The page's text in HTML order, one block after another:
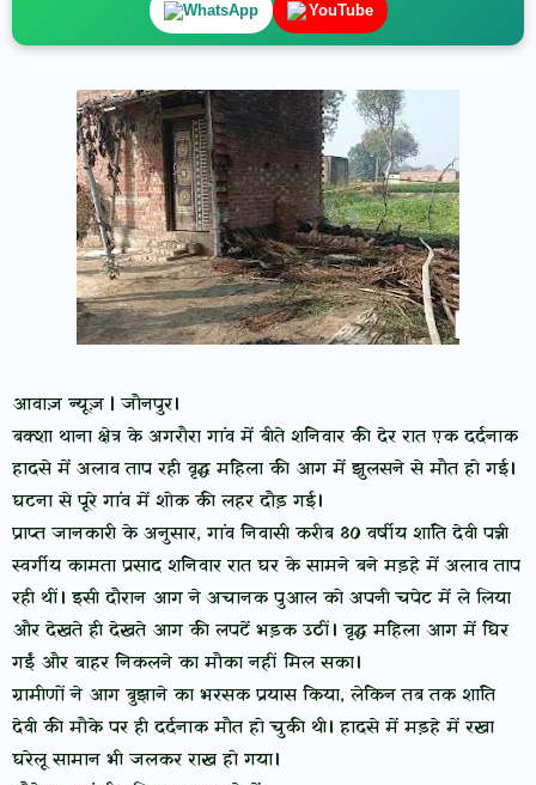
WhatsApp YouTube
आवाज़ न्यूज़ | जौनपुर।
बक्शा थाना क्षेत्र के अगरौरा गांव में बीते शनिवार की देर रात एक दर्दनाक
हादसे में अलाव ताप रही वृद्ध महिला की आग में झुलसने से मौत हो गई।
घटना से पूरे गांव में शोक की लहर दौड़ गई।
प्राप्त जानकारी के अनुसार, गांव निवासी करीब 80 वर्षीय शांति देवी पत्नी
स्वर्गीय कामता प्रसाद शनिवार रात घर के सामने बने मड़हे में अलाव ताप
रही थीं। इसी दौरान आग ने अचानक पुआल को अपनी चपेट में ले लिया
और देखते ही देखते आग की लपटें भड़क उठीं। वृद्ध महिला आग में घिर
गईं और बाहर निकलने का मौका नहीं मिल सका।
ग्रामीणों ने आग बुझाने का भरसक प्रयास किया, लेकिन तब तक शांति
देवी की मौके पर ही दर्दनाक मौत हो चुकी थी। हादसे में मड़हे में रखा
घरेलू सामान भी जलकर राख हो गया।